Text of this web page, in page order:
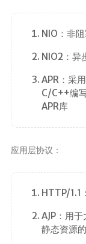
NIO：非
NIO2：异
APR：采
C/C++编
APR库
应用层协议：
HTTP/1.1
AJP：用
静态资源